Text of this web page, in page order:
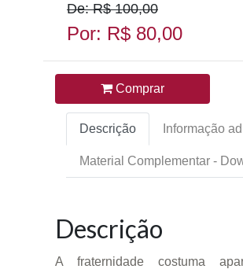
De: R$ 100,00
Por: R$ 80,00
Comprar
Descrição Informação
Material Complementar -
Descrição
A fraternidade costuma